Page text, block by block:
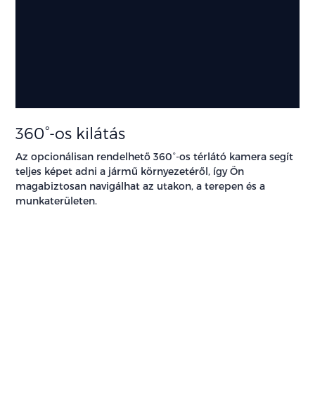
360°-os kilátás
Az opcionálisan rendelhető 360°-os térlátó kamera segít
teljes képet adni a jármű környezetéről, így Ön
magabiztosan navigálhat az utakon, a terepen és a
munkaterületen.